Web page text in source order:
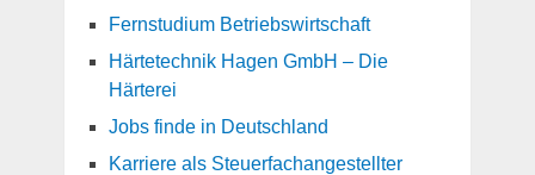
Fernstudium Betriebswirtschaft
Härtetechnik Hagen GmbH – Die
Härterei
Jobs finde in Deutschland
Karriere als Steuerfachangestellter